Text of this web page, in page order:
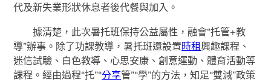
代及新失業形狀休息者後代餐與加入。
據清楚，此次暑托班保持公益屬性，融會“托管+教
導”辦事。除了功課教導，暑托班還設置時租興趣課程、
迷信試驗、白色教導、心思安康、創意運動、體育活動等
課程。經由過程“托”“分享管”“學”的方法，知足“雙減”政策